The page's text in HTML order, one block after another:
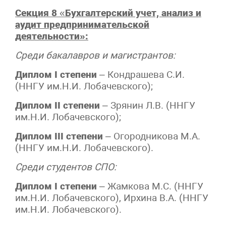
Секция 8 «Бухгалтерский учет, анализ и
аудит предпринимательской
деятельности»:
Среди бакалавров и магистрантов:
Диплом I степени – Кондрашева С.И.
(ННГУ им.Н.И. Лобачевского);
Диплом II степени – Зрянин Л.В. (ННГУ
им.Н.И. Лобачевского);
Диплом III степени – Огородникова М.А.
(ННГУ им.Н.И. Лобачевского).
Среди студентов СПО:
Диплом I степени – Жамкова М.С. (ННГУ
им.Н.И. Лобачевского), Ирхина В.А. (ННГУ
им.Н.И. Лобачевского).